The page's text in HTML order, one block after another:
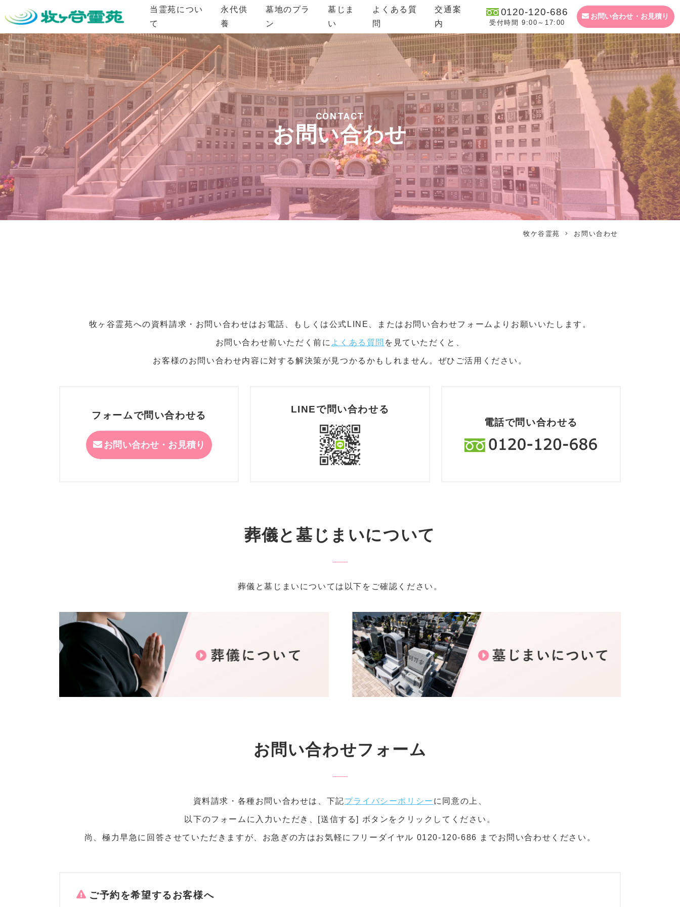
当霊苑につい
て
永代供
養
墓地のプラ
ン
墓じま
い
よくある質
問
交通案
内
0120-120-686
受付時間 9:00～17:00
お問い合わせ・お見積り
CONTACT
お問い合わせ
牧ケ谷霊苑 お問い合わせ
牧ヶ谷霊苑への資料請求・お問い合わせはお電話、もしくは公式LINE、またはお問い合わせフォームよりお願いいたします。
お問い合わせ前いただく前に よくある質問 を見ていただくと、
お客様のお問い合わせ内容に対する解決策が見つかるかもしれません。ぜひご活用ください。
フォームで問い合わせる
お問い合わせ・お見積り
LINEで問い合わせる
電話で問い合わせる
葬儀と墓じまいについて
葬儀と墓じまいについては以下をご確認ください。
お問い合わせフォーム
資料請求・各種お問い合わせは、下記プライバシーポリシー に同意の上、
以下のフォームに入力いただき、[送信する] ボタンをクリックしてください。
尚、極力早急に回答させていただきますが、お急ぎの方はお気軽にフリーダイヤル 0120-120-686 までお問い合わせください。
ご予約を希望するお客様へ